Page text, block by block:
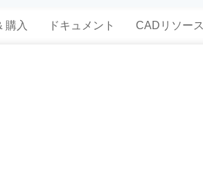
購入 ドキュメント CADリソース